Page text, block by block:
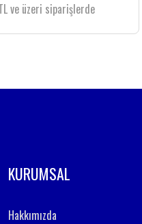
ve üzeri siparişlerde
KURUMSAL
Hakkımızda